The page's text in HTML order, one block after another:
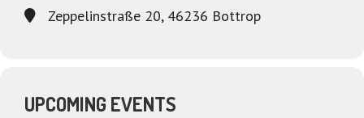
Zeppelinstraße 20, 46236 Bottrop
UPCOMING EVENTS